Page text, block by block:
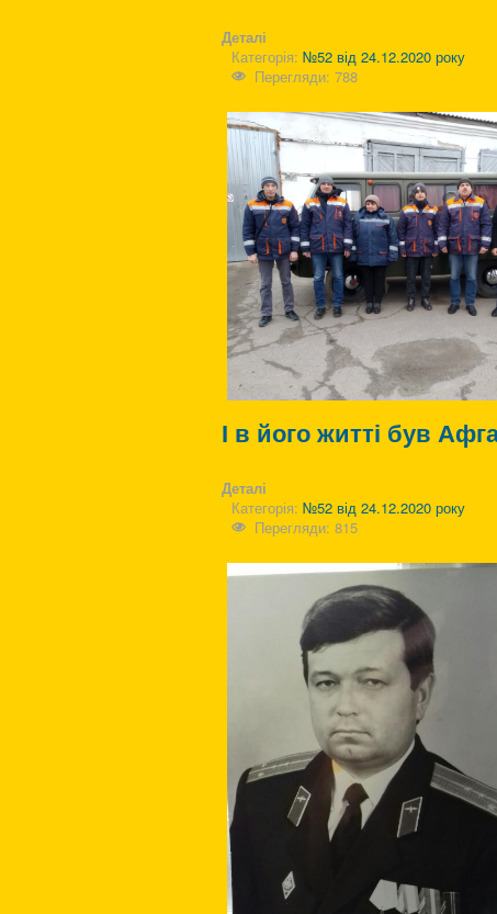
Деталі
Категорія: №52 від 24.12.2020 року
Перегляди: 788
І в його житті був
Деталі
Категорія: №52 від 24.12.2020 року
Перегляди: 815